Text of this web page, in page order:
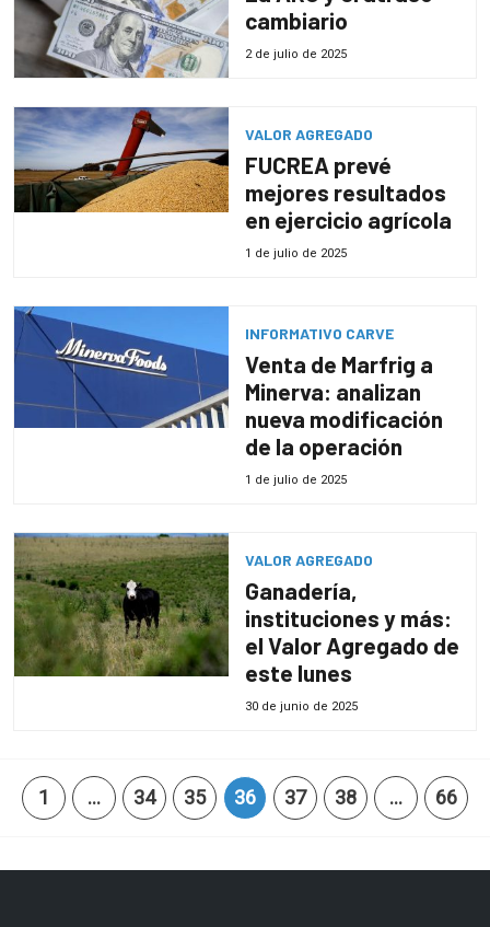
cambiario
2 de julio de 2025
VALOR AGREGADO
FUCREA prevé
mejores resultados
en ejercicio agrícola
1 de julio de 2025
INFORMATIVO CARVE
Venta de Marfrig a
Minerva: analizan
nueva modificación
de la operación
1 de julio de 2025
VALOR AGREGADO
Ganadería,
instituciones y más:
el Valor Agregado de
este lunes
30 de junio de 2025
1 … 34 35 36 37 38 … 66